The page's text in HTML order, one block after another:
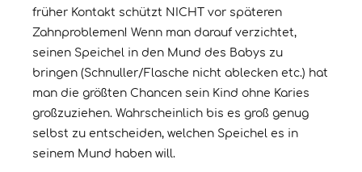
früher Kontakt schützt NICHT vor späteren
Zahnproblemen! Wenn man darauf verzichtet,
seinen Speichel in den Mund des Babys zu
bringen (Schnuller/Flasche nicht ablecken etc.) hat
man die größten Chancen sein Kind ohne Karies
großzuziehen. Wahrscheinlich bis es groß genug
selbst zu entscheiden, welchen Speichel es in
seinem Mund haben will.